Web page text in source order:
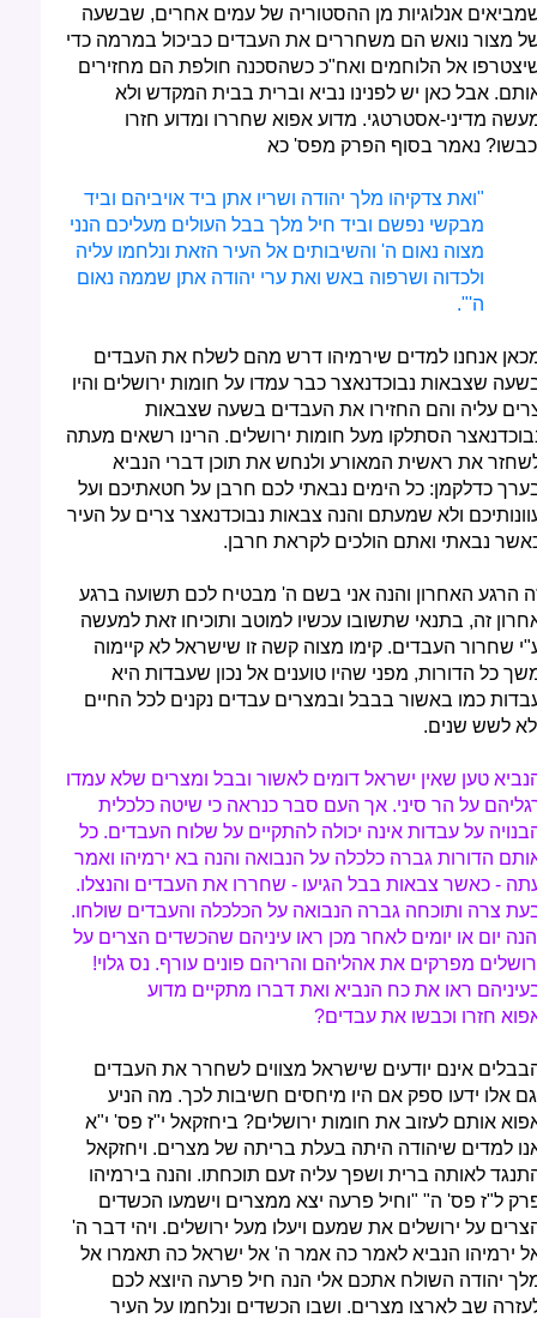
אנלוגיות מן ההסטוריה של עמים אחרים, שבשעה
מצור נואש הם משחררים את העבדים כביכול במרמה כדי
אל הלוחמים ואח"כ כשהסכנה חולפת הם מחזירים
אבל כאן יש לפנינו נביא וברית בבית המקדש ולא
מדיני-אסטרטגי. מדוע אפוא שחררו ומדוע חזרו
נאמר בסוף הפרק מפס' כא
"ואת צדקיהו מלך יהודה ושריו אתן ביד אויביהם וביד
מבקשי נפשם וביד חיל מלך בבל העולים מעליכם הנני
מצוה נאום ה' והשיבותים אל העיר הזאת ונלחמו עליה
ולכדוה ושרפוה באש ואת ערי יהודה אתן שממה נאום
ה'".
אנחנו למדים שירמיהו דרש מהם לשלח את העבדים
שצבאות נבוכדנאצר כבר עמדו על חומות ירושלים והיו
עליה והם החזירו את העבדים בשעה שצבאות
הסתלקו מעל חומות ירושלים. הרינו רשאים מעתה
את ראשית המאורע ולנחש את תוכן דברי הנביא
כדלקמן: כל הימים נבאתי לכם חרבן על חטאתיכם ועל
ולא שמעתם והנה צבאות נבוכדנאצר צרים על העיר
נבאתי ואתם הולכים לקראת חרבן.
הרגע האחרון והנה אני בשם ה' מבטיח לכם תשועה ברגע
זה, בתנאי שתשובו עכשיו למוטב ותוכיחו זאת למעשה
שחרור העבדים. קימו מצוה קשה זו שישראל לא קיימוה
כל הדורות, מפני שהיו טוענים אל נכון שעבדות היא
כמו באשור בבבל ובמצרים עבדים נקנים לכל החיים
לשש שנים.
טען שאין ישראל דומים לאשור ובבל ומצרים שלא עמדו
על הר סיני. אך העם סבר כנראה כי שיטה כלכלית
על עבדות אינה יכולה להתקיים על שלוח העבדים. כל
הדורות גברה כלכלה על הנבואה והנה בא ירמיהו ואמר
- כאשר צבאות בבל הגיעו - שחררו את העבדים והנצלו.
צרה ותוכחה גברה הנבואה על הכלכלה והעבדים שולחו.
יום או יומים לאחר מכן ראו עיניהם שהכשדים הצרים על
מפרקים את אהליהם והריהם פונים עורף. נס גלוי!
ראו את כח הנביא ואת דברו מתקיים מדוע
חזרו וכבשו את עבדים?
אינם יודעים שישראל מצווים לשחרר את העבדים
אלו ידעו ספק אם היו מיחסים חשיבות לכך. מה הניע
אותם לעזוב את חומות ירושלים? ביחזקאל י"ז פס' י"א
למדים שיהודה היתה בעלת בריתה של מצרים. ויחזקאל
לאותה ברית ושפך עליה זעם תוכחתו. והנה בירמיהו
ל"ז פס' ה" "וחיל פרעה יצא ממצרים וישמעו הכשדים
על ירושלים את שמעם ויעלו מעל ירושלים. ויהי דבר ה'
ירמיהו הנביא לאמר כה אמר ה' אל ישראל כה תאמרו אל
יהודה השולח אתכם אלי הנה חיל פרעה היוצא לכם
שב לארצו מצרים. ושבו הכשדים ונלחמו על העיר